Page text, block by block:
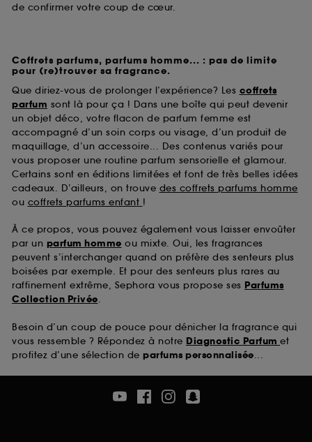
de confirmer votre coup de cœur.
Coffrets parfums, parfums homme... : pas de limite
pour (re)trouver sa fragrance.
Que diriez-vous de prolonger l’expérience? Les coffrets
parfum sont là pour ça ! Dans une boîte qui peut devenir
un objet déco, votre flacon de parfum femme est
accompagné d’un soin corps ou visage, d’un produit de
maquillage, d’un accessoire... Des contenus variés pour
vous proposer une routine parfum sensorielle et glamour.
Certains sont en éditions limitées et font de très belles idées
cadeaux. D’ailleurs, on trouve des coffrets parfums homme
ou coffrets parfums enfant !
À ce propos, vous pouvez également vous laisser envoûter
par un parfum homme ou mixte. Oui, les fragrances
peuvent s’interchanger quand on préfère des senteurs plus
boisées par exemple. Et pour des senteurs plus rares au
raffinement extrême, Sephora vous propose ses Parfums
Collection Privée.
Besoin d’un coup de pouce pour dénicher la fragrance qui
vous ressemble ? Répondez à notre Diagnostic Parfum et
profitez d’une sélection de parfums personnalisée...